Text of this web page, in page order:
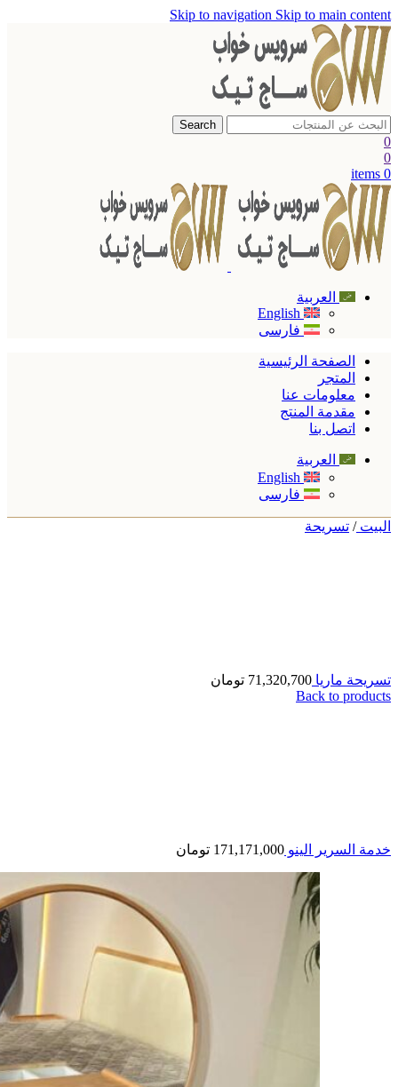
Skip to navigation Skip to main content
Search
0
0
0
items
العربية
English
فارسی
الصفحة الرئيسية
المتجر
معلومات عنا
مقدمة المنتج
اتصل بنا
العربية
English
فارسی
البیت/ تسريحة
تسريحة ماریا 71,320,700 تومان
Back to products
خدمة السرير الينو 171,171,000 تومان